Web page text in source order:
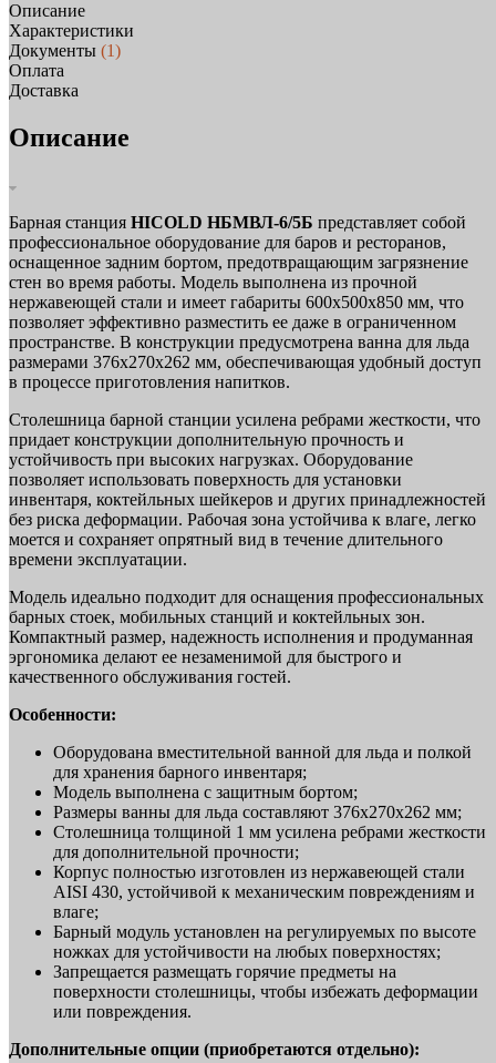
Описание
Характеристики
Документы (1)
Оплата
Доставка
Описание
Барная станция HICOLD НБМВЛ-6/5Б представляет собой
профессиональное оборудование для баров и ресторанов,
оснащенное задним бортом, предотвращающим загрязнение
стен во время работы. Модель выполнена из прочной
нержавеющей стали и имеет габариты 600х500х850 мм, что
позволяет эффективно разместить ее даже в ограниченном
пространстве. В конструкции предусмотрена ванна для льда
размерами 376х270х262 мм, обеспечивающая удобный доступ
в процессе приготовления напитков.
Столешница барной станции усилена ребрами жесткости, что
придает конструкции дополнительную прочность и
устойчивость при высоких нагрузках. Оборудование
позволяет использовать поверхность для установки
инвентаря, коктейльных шейкеров и других принадлежностей
без риска деформации. Рабочая зона устойчива к влаге, легко
моется и сохраняет опрятный вид в течение длительного
времени эксплуатации.
Модель идеально подходит для оснащения профессиональных
барных стоек, мобильных станций и коктейльных зон.
Компактный размер, надежность исполнения и продуманная
эргономика делают ее незаменимой для быстрого и
качественного обслуживания гостей.
Особенности:
Оборудована вместительной ванной для льда и полкой
для хранения барного инвентаря;
Модель выполнена с защитным бортом;
Размеры ванны для льда составляют 376х270х262 мм;
Столешница толщиной 1 мм усилена ребрами жесткости
для дополнительной прочности;
Корпус полностью изготовлен из нержавеющей стали
AISI 430, устойчивой к механическим повреждениям и
влаге;
Барный модуль установлен на регулируемых по высоте
ножках для устойчивости на любых поверхностях;
Запрещается размещать горячие предметы на
поверхности столешницы, чтобы избежать деформации
или повреждения.
Дополнительные опции (приобретаются отдельно):